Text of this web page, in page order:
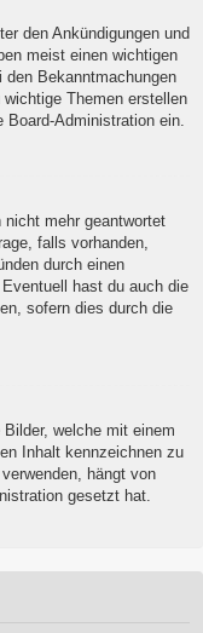
den Ankündigungen und
meist einen wichtigen
Bekanntmachungen
Themen erstellen
Administration ein.
mehr geantwortet
falls vorhanden,
durch einen
hast du auch die
sofern dies durch die
welche mit einem
Inhalt kennzeichnen zu
hängt von
gesetzt hat.